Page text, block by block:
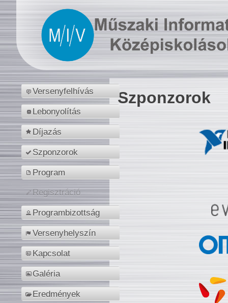
Versenyfelhívás
Lebonyolítás
Díjazás
Szponzorok
Program
Regisztráció
Programbizottság
Versenyhelyszín
Kapcsolat
Galéria
Eredmények
Szponzorok